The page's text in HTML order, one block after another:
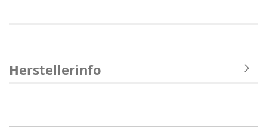
Herstellerinfo